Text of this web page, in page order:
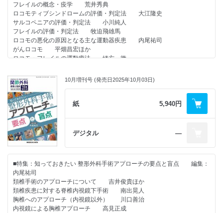
・おもしろ 医人 ヒストリー（第41回）
「PETの歴史：浅いが深い画像診断～ディラックの陽電子～」 小橋由
紋子
フレイルの概念・疫学 荒井秀典
ロコモティブシンドロームの評価・判定法 大江隆史
サルコペニアの評価・判定法 小川純人
フレイルの評価・判定法 牧迫飛雄馬
ロコモの悪化の原因となる主な運動器疾患 内尾祐司
がんロコモ 平畑昌宏ほか
ロコモ・フレイルの運動療法 緒方 徹
ロコモティブシンドロームの予防と介入 石橋英明
サルコペニア・フレイルの予防と介入 山田 実
地域におけるロコモ対策 舩元太郎ほか
●原著論文
膝蓋大腿関節置換術の術後中期成績 彌冨 将ほか
●連載
・すっきりわかる 骨折の分類使い方講座（肩&#12316;肘関節編 第5
「橈骨頭・頚部近位骨折に使われる骨折分類」 寺浦英俊
・人工膝関節 ～大切なのに誰も教えてくれない基本～（第12回）
「TKAにおける内側側副靱帯損傷～起こりうるトラブルとしての認識と防
止法～」 格谷義徳
10月増刊号 (発売日2025年10月03日)
紙 5,940円
デジタル ―
■特集：知っておきたい 整形外科手術アプローチの要点と盲点 編集：
内尾祐司
頚椎手術のアプローチについて 吉井俊貴ほか
頚椎疾患に対する脊椎内視鏡下手術 南出晃人
胸椎へのアプローチ（内視鏡以外） 川口善治
内視鏡による胸椎アプローチ 高見正成